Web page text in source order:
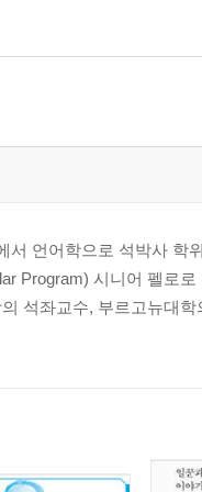
언어학으로 석박사 학
Program) 시니어 펠로
석좌교수, 부르고뉴대